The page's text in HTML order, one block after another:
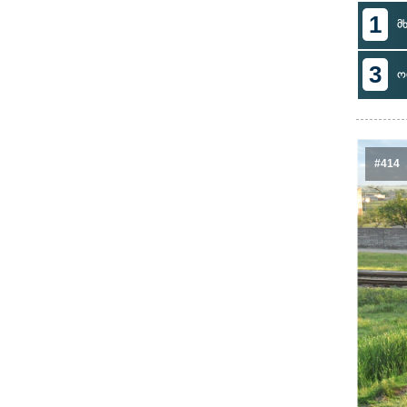
1
3
#414